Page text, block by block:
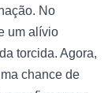
No
um alívio
torcida. Agora,
chance de